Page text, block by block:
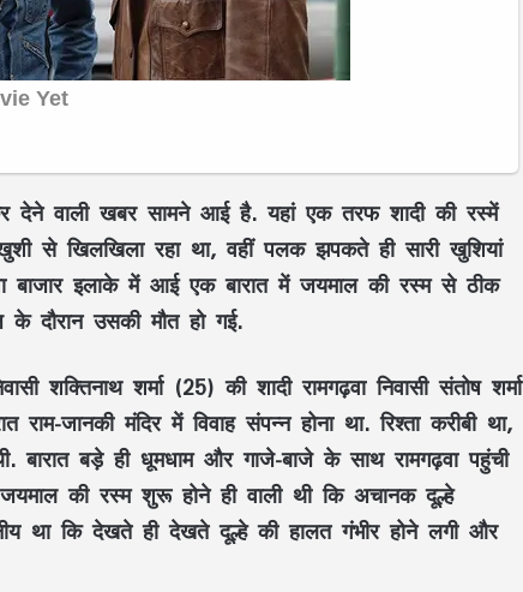
देने वाली खबर सामने आई है. यहां एक तरफ शादी की रस्में
से खिलखिला रहा था, वहीं पलक झपकते ही सारी खुशियां
इलाके में आई एक बारात में जयमाल की रस्म से ठीक
दौरान उसकी मौत हो गई.
शक्तिनाथ शर्मा (25) की शादी रामगढ़वा निवासी संतोष शर्मा
जानकी मंदिर में विवाह संपन्न होना था. रिश्ता करीबी था,
बड़े ही धूमधाम और गाजे-बाजे के साथ रामगढ़वा पहुंची
की रस्म शुरू होने ही वाली थी कि अचानक दूल्हे
था कि देखते ही देखते दूल्हे की हालत गंभीर होने लगी और